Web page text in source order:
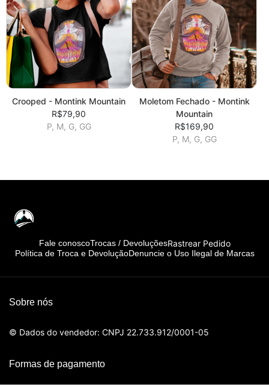
Crooped - Montink Mountain
R$79,90
P, M, G, GG
Moletom Fechado - Montink
Mountain
R$169,90
P, M, G, GG
Fale conoscoTrocas / DevoluçõesRastrear Pedido
Política de Troca e DevoluçãoDenuncie o Uso Ilegal de Marcas
Sobre nós
© Dados do vendedor: CNPJ 22.733.912/0001-05
Formas de pagamento